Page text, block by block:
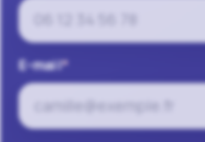
E-mail*